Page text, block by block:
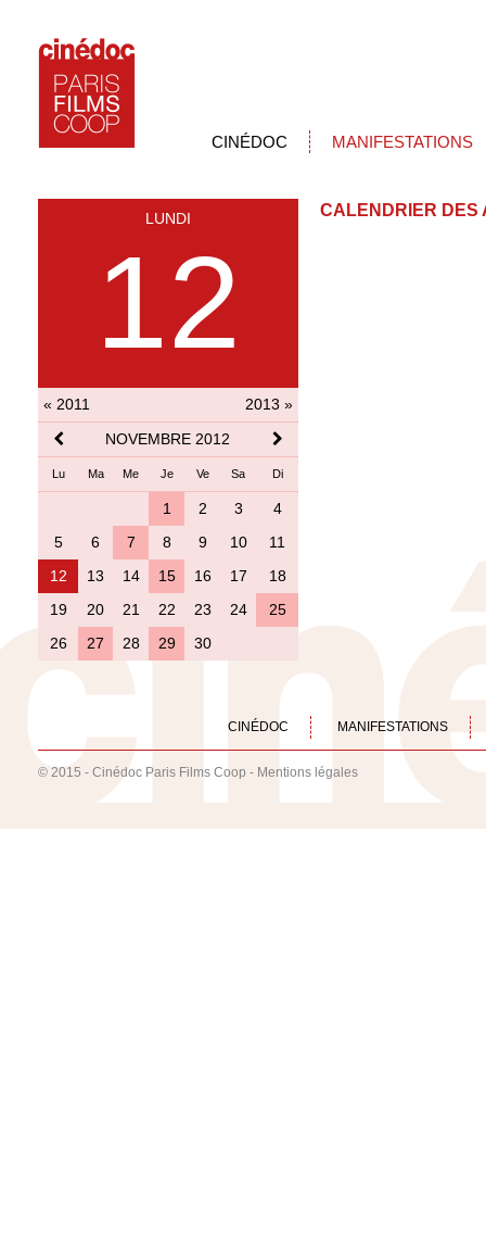
CINÉDOC MANIFESTATIONS
LUNDI
12
« 2011
2013 »
NOVEMBRE 2012
Lu Ma Me Je Ve Sa Di
1 2 3
4
5
6 7 8 9 10
11
12
13 14 15 16 17
18
19
20 21 22 23 24
25
26
27 28 29 30
CALENDRIER DES
CINÉDOC MANIFESTATIONS
© 2015 - Cinédoc Paris Films Coop - Mentions légales